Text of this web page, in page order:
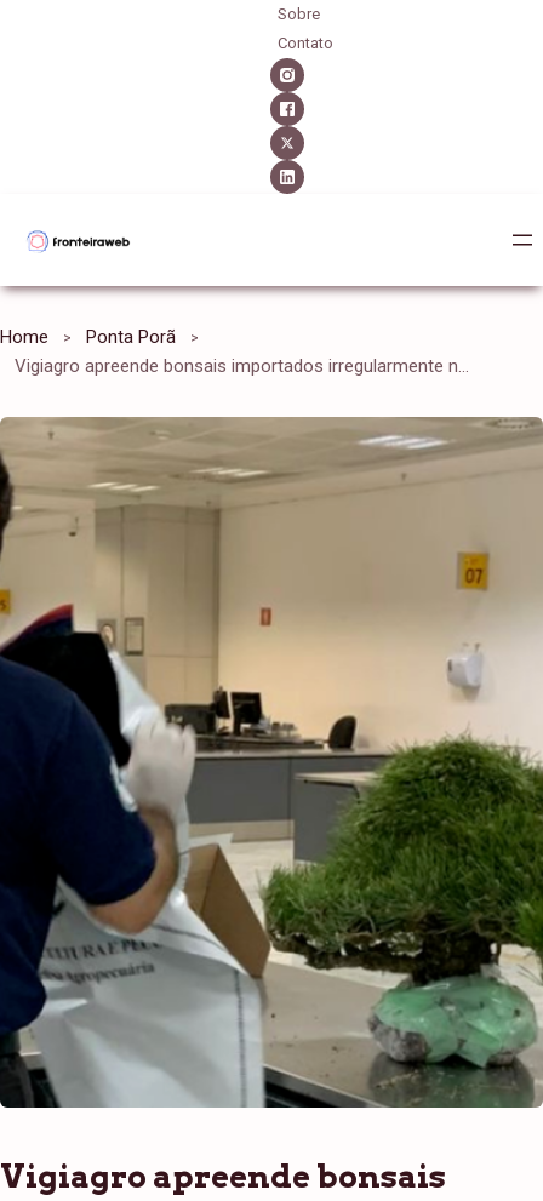
Sobre
Contato
Home
Ponta Porã
Vigiagro apreende bonsais importados irregularmente no Aeroporto de Guarulhos
Vigiagro apreende bonsais